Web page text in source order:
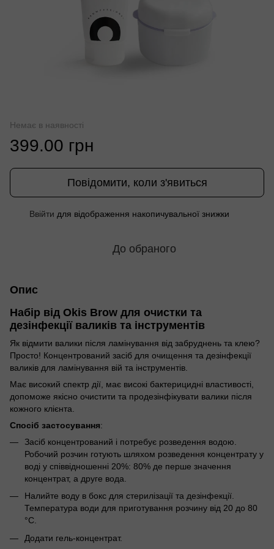
Немає в наявності
399.00 грн
Повідомити, коли з'явиться
Ввійти для відображення накопичувальної знижки
До обраного
Опис
Набір від Okis Brow для очистки та
дезінфекції валиків та інструментів
Як відмити валики після ламінування від забруднень та клею?
Просто! Концентрований засіб для очищення та дезінфекції
валиків для ламінування вій та інструментів.
Має високий спектр дії, має високі бактерицидні властивості,
допоможе якісно очистити та продезінфікувати валики після
кожного клієнта.
Спосіб застосування:
Засіб концентрований і потребує розведення водою.
Робочий розчин готують шляхом розведення концентрату у
воді у співвідношенні 20%: 80% де перше значення
концентрат, а друге вода.
Налийте воду в бокс для стерилізації та дезінфекції.
Температура води для приготування розчину від 20 до 80
°C.
Додати гель-концентрат.